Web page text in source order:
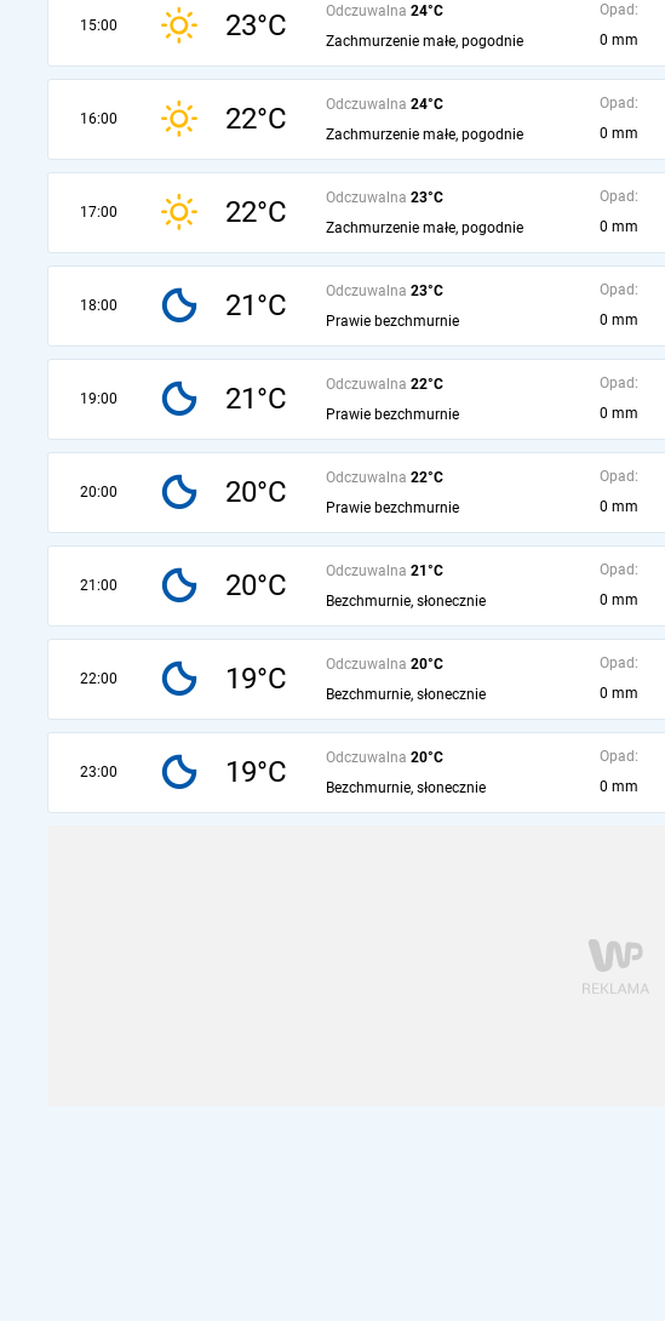
15:00 23°C Odczuwalna 24°C
Zachmurzenie małe, pogodnie
Opad:
0 mm
16:00 22°C Odczuwalna 24°C
Zachmurzenie małe, pogodnie
Opad:
0 mm
17:00 22°C Odczuwalna 23°C
Zachmurzenie małe, pogodnie
Opad:
0 mm
18:00 21°C Odczuwalna 23°C
Prawie bezchmurnie
Opad:
0 mm
19:00 21°C Odczuwalna 22°C
Prawie bezchmurnie
Opad:
0 mm
20:00 20°C Odczuwalna 22°C
Prawie bezchmurnie
Opad:
0 mm
21:00 20°C Odczuwalna 21°C
Bezchmurnie, słonecznie
Opad:
0 mm
22:00 19°C Odczuwalna 20°C
Bezchmurnie, słonecznie
Opad:
0 mm
23:00 19°C Odczuwalna 20°C
Bezchmurnie, słonecznie
Opad:
0 mm